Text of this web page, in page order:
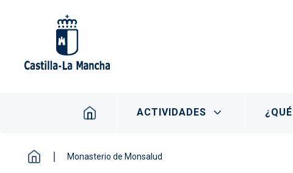
Navegación principal
ACTIVIDADES
Monasterio de Monsalud